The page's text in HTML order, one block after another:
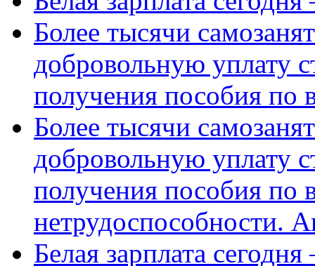
Более тысячи
добровольную уплату
получения пособия по
Более тысячи
добровольную уплату
получения пособия по
нетрудоспособности.
Белая зарплата